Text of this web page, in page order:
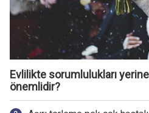
Evlilikte sorumlulukları
önemlidir?